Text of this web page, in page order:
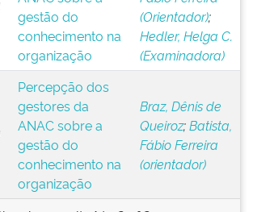
gestão do
conhecimento na
organização
(Orientador);
Hedler, Helga C.
(Examinadora)
Percepção dos
gestores da
ANAC sobre a
gestão do
conhecimento na
organização
Braz, Dênis de
Queiroz;Batista,
Fábio Ferreira
(orientador)